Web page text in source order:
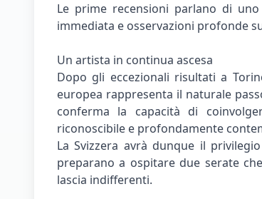
Le prime recensioni parlano di
immediata e osservazioni profonde
Un artista in continua ascesa
Dopo gli eccezionali risultati a
europea rappresenta il naturale
conferma la capacità di
riconoscibile e profondamente
La Svizzera avrà dunque il
preparano a ospitare due serate
lascia indifferenti.